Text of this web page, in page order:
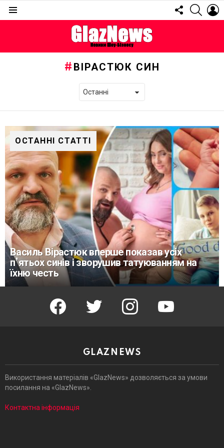
FOLLOW
US
ВІРАСТЮК СИН
ОСТАННІ СТАТТІ
Василь Вірастюк вперше показав усіх
п’ятьох синів і зворушив татуюванням на
їхню честь
facebook twitter instagram youtube
GLAZNEWS
Використання матеріалів «GlazNews» дозволяється за умови
посилання на «GlazNews».
Контактна інформація